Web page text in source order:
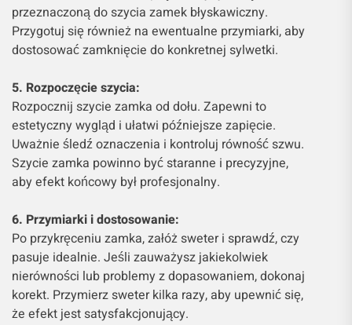
przeznaczoną do szycia zamek błyskawiczny.
Przygotuj się również na ewentualne przymiarki, aby
dostosować zamknięcie do konkretnej sylwetki.
5. Rozpoczęcie szycia:
Rozpocznij szycie zamka od dołu. Zapewni to
estetyczny wygląd i ułatwi późniejsze zapięcie.
Uważnie śledź oznaczenia i kontroluj równość szwu.
Szycie zamka powinno być staranne i precyzyjne,
aby efekt końcowy był profesjonalny.
6. Przymiarki i dostosowanie:
Po przykręceniu zamka, załóż sweter i sprawdź, czy
pasuje idealnie. Jeśli zauważysz jakiekolwiek
nierówności lub problemy z dopasowaniem, dokonaj
korekt. Przymierz sweter kilka razy, aby upewnić się,
że efekt jest satysfakcjonujący.